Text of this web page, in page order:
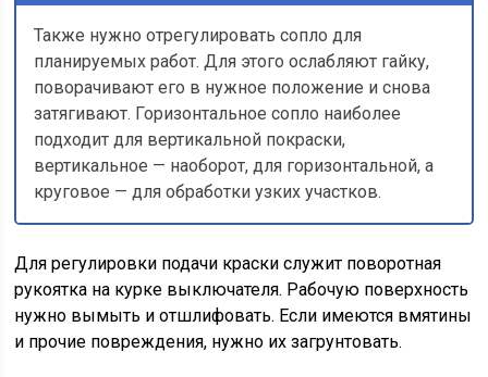
Также нужно отрегулировать сопло для
планируемых работ. Для этого ослабляют гайку,
поворачивают его в нужное положение и снова
затягивают. Горизонтальное сопло наиболее
подходит для вертикальной покраски,
вертикальное — наоборот, для горизонтальной, а
круговое — для обработки узких участков.
Для регулировки подачи краски служит поворотная
рукоятка на курке выключателя. Рабочую поверхность
нужно вымыть и отшлифовать. Если имеются вмятины
и прочие повреждения, нужно их загрунтовать.